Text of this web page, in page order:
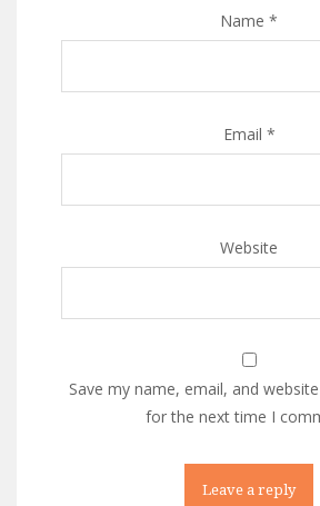
Name *
Email *
Website
Save my name, email, and
for the next time I